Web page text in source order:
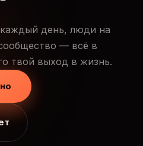
день, люди на
— всё в
твой выход в жизнь.